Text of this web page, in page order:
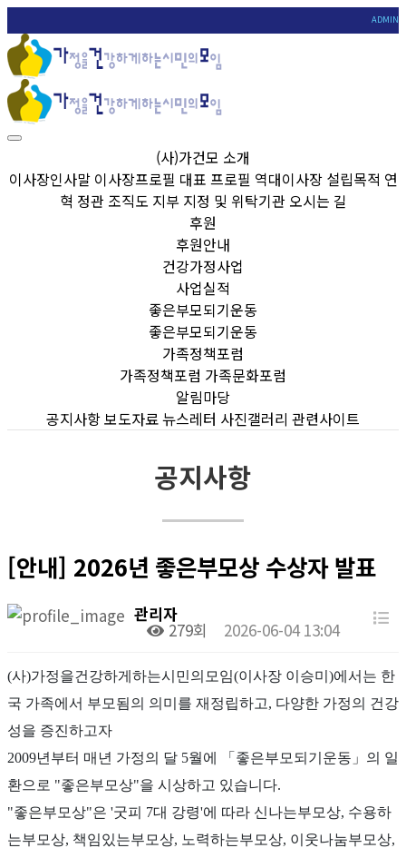
ADMIN
(사)가건모 소개
이사장인사말 이사장프로필 대표 프로필 역대이사장 설립목적 연
혁 정관 조직도 지부 지정 및 위탁기관 오시는 길
후원
후원안내
건강가정사업
사업실적
좋은부모되기운동
좋은부모되기운동
가족정책포럼
가족정책포럼 가족문화포럼
알림마당
공지사항보도자료뉴스레터 사진갤러리 관련사이트
공지사항
[안내] 2026년 좋은부모상 수상자 발표
관리자
279회 2026-06-04 13:04
(사)가정을건강하게하는시민의모임(이사장 이승미 )에서는 한
국 가족에서 부모됨의 의미를 재정립하고, 다양한 가정의 건강
성을 증진하고자
2009년부터 매년 가정의 달 5월에 「 좋은부모되기운동 」 의 일
환으로 "좋은부모상"을 시상하고 있습니다.
"좋은부모상"은 '굿피 7대 강령'에 따라 신나는부모상, 수용하
는부모상, 책임있는부모상, 노력하는부모상, 이웃나눔부모상,